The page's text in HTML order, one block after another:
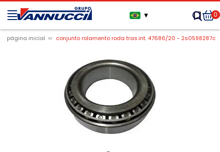
▼ 0
página inicial conjunto rolamento roda tras.int. 47686/20 - 2s0598287c